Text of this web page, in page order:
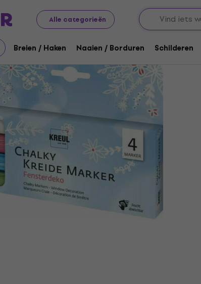
Alle categorieën
Breien / Haken Naaien / Borduren Schilderen
Markeerstiften / Markers / Highlighters Viltstiften